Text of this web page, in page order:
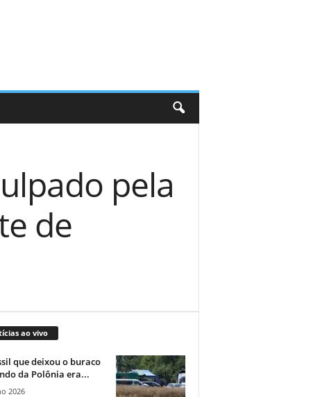
pela
de
ao vivo
que deixou o buraco
da Polônia era...
2026